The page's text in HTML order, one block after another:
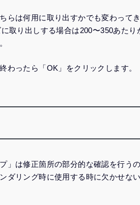
らは何用に取り出すかでも変わって
取り出しする場合は200〜350あたり
わったら「OK」をクリックします。
」は修正箇所の部分的な確認を行う
ダリング時に使用する時に欠かせな